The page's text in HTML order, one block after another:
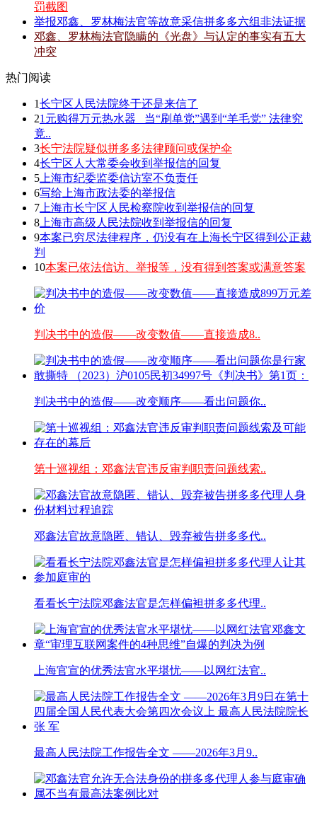
罚截图
举报邓鑫、罗林梅法官等故意采信拼多多六组非法证据
邓鑫、罗林梅法官隐瞒的《光盘》与认定的事实有五大
冲突
热门阅读
1长宁区人民法院终于还是来信了
21元购得万元热水器 _当“刷单党”遇到“羊毛党” 法律究
竟..
3长宁法院疑似拼多多法律顾问或保护伞
4长宁区人大常委会收到举报信的回复
5 上海市纪委监委信访室不负责任
6写给上海市政法委的举报信
7 上海市长宁区人民检察院收到举报信的回复
8 上海市高级人民法院收到举报信的回复
9本案已穷尽法律程序，仍没有在上海长宁区得到公正裁
判
10本案已依法信访、举报等，没有得到答案或满意答案
判决书中的造假——改变数值——直接造成8..
判决书中的造假——改变顺序——看出问题你..
第十巡视组：邓鑫法官违反审判职责问题线索..
邓鑫法官故意隐匿、错认、毁弃被告拼多多代..
看看长宁法院邓鑫法官是怎样偏袒拼多多代理..
上海官宣的优秀法官水平堪忧——以网红法官..
最高人民法院工作报告全文 ——2026年3月9..